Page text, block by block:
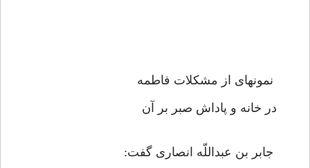
نمونه‏اى از مشكلات فاطمه
در خانه و پاداش صبر بر آن
جابر بن عبداللّه انصارى گفت: